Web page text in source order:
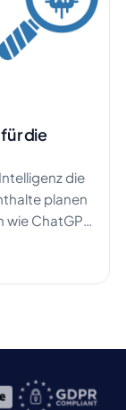
die
die
planen
ChatGPT
(SGE)